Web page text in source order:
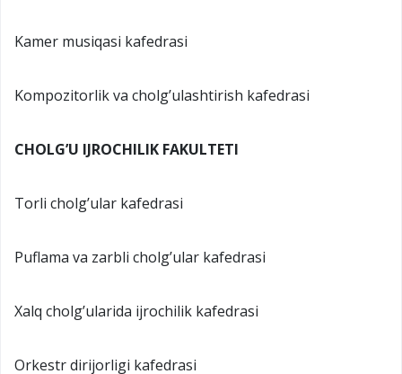
Kamer musiqasi kafedrasi
Kompozitorlik va cholg’ulashtirish kafedrasi
CHOLG’U IJROCHILIK FAKULTETI
Torli cholg’ular kafedrasi
Puflama va zarbli cholg’ular kafedrasi
Xalq cholg’ularida ijrochilik kafedrasi
Orkestr dirijorligi kafedrasi